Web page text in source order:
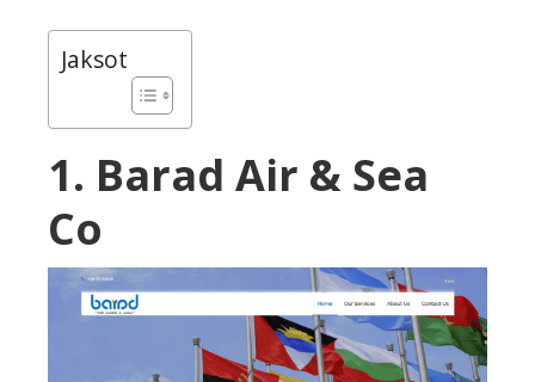
Jaksot
1. Barad Air & Sea
Co